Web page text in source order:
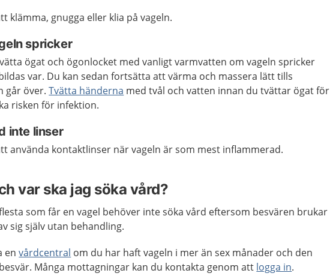
klämma, gnugga eller klia på vageln.
spricker
ögat och ögonlocket med vanligt varmvatten om vageln spricker
var. Du kan sedan fortsätta att värma och massera lätt tills
går över.Tvätta händerna med tvål och vatten innan du tvättar ögat för
risken för infektion.
inte linser
använda kontaktlinser när vageln är som mest inflammerad.
var ska jag söka vård?
som får en vagel behöver inte söka vård eftersom besvären brukar
sig själv utan behandling.
envårdcentral om du har haft vageln i mer än sex månader och den
Många mottagningar kan du kontakta genom att logga in.